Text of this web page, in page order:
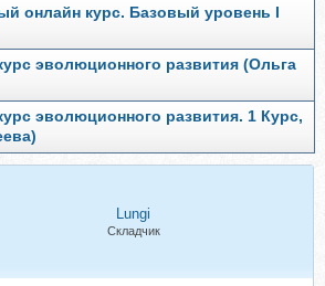
онлайн курс. Базовый уровень I
эволюционного развития (Ольга
эволюционного развития. 1 Курс,
Lungi
Складчик